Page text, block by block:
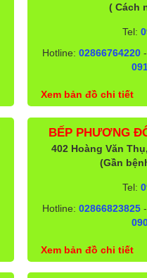
( Cách
Tel:
Hotline: 02866764220-
Xem bản đồ chi tiết
BẾP PHƯƠNG
402 Hoàng Văn
(Gần
Tel:
Hotline: 02866823825-
Xem bản đồ chi tiết